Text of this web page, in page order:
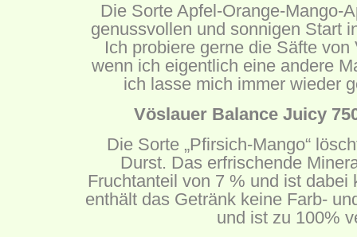
Die Sorte Apfel-Orange-Mango-
genussvollen und sonnigen Start
Ich probiere gerne die Säfte
wenn ich eigentlich eine andere
ich lasse mich immer wieder
Vöslauer Balance Juicy
Die Sorte „Pfirsich-Mango“
Durst. Das erfrischende
Fruchtanteil von 7 % und ist dabei
enthält das Getränk keine Farb-
und ist zu 100%